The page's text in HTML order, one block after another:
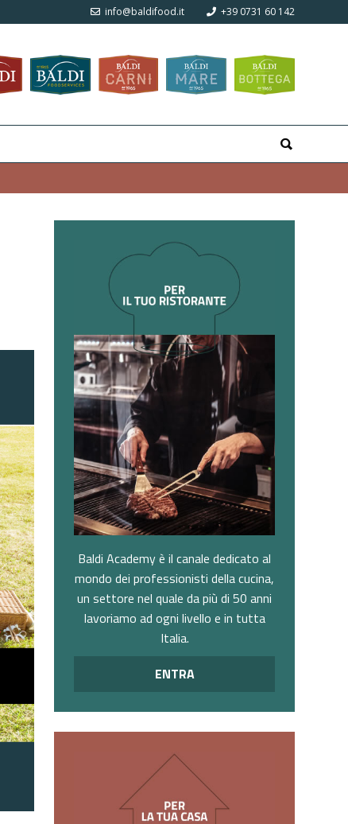
info@baldifood.it +39 0731 60 142
Baldi Academy è il canale dedicato al
mondo dei professionisti della cucina,
un settore nel quale da più di 50 anni
lavoriamo ad ogni livello e in tutta
Italia.
ENTRA